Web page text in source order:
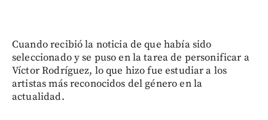
Cuando recibió la noticia de que había sido
seleccionado y se puso en la tarea de personificar a
Víctor Rodríguez, lo que hizo fue estudiar a los
artistas más reconocidos del género en la
actualidad.